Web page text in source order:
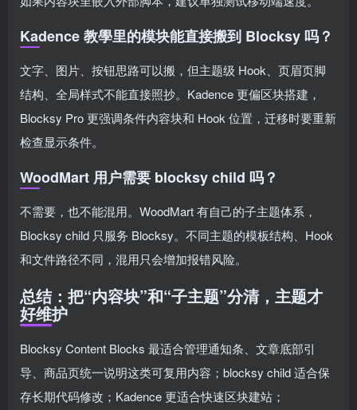
Kadence 教學里的模块能直接搬到 Blocksy 吗？
文字、图片、按钮思路可以搬，但主题级 Hook、页眉页脚
结构、全局样式不能直接照抄。Kadence 更偏区块搭建，
Blocksy Pro 更强调条件内容块和 Hook 位置，迁移时要重新
检查显示条件。
WoodMart 用户需要 blocksy child 吗？
不需要，也不能混用。WoodMart 有自己的子主题体系，
Blocksy child 只服务 Blocksy。不同主题的模板结构、Hook
和文件路径不同，混用只会增加报错风险。
总结：把“内容块”和“子主题”分清，主题才
好维护
Blocksy Content Blocks 最适合管理通知条、文章底部引
导、商品页统一说明这类可复用内容；blocksy child 适合保
存长期代码修改；Kadence 更适合快速区块建站；